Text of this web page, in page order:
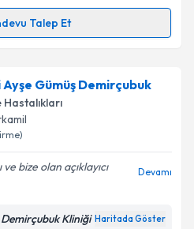
Talep Et
Talebi
Almacıoğluiçin randevu
Size bu uzmandan randevu
e-posta ile
Ayşe Gümüş Demirçubuk
Hastalıkları
bize olan açıklayıcı
Devamı
Kliniği Haritada Göster